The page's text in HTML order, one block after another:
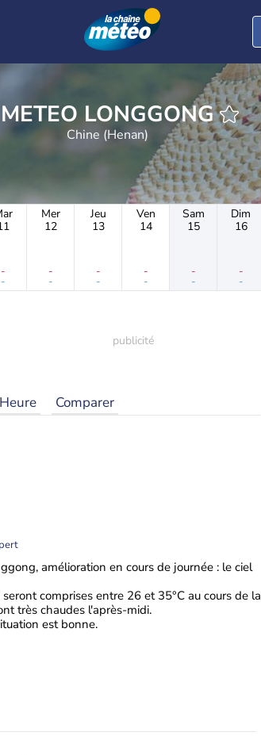
METEO LONGGONG
Chine (Henan)
-
-
Mer
12
-
-
Jeu
13
-
-
Ven
14
-
-
Sam
15
-
-
Dim
16
-
-
Comparer
amélioration en cours de journée : le ciel
comprises entre 26 et 35°C au cours de la
très chaudes l'après-midi.
est bonne.